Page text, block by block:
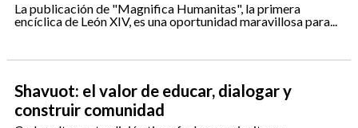
Síguenos:
La publicación de "Magnifica Humanitas", la primera
encíclica de León XIV, es una oportunidad maravillosa para...
Shavuot: el valor de educar, dialogar y
construir comunidad